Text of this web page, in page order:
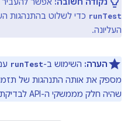
runTest כדי לשלוט בהתנהגות
העליונה.
הערה: השימוש ב-runTest
מספק את אותה התנהגות של
שהיה חלק מממשקי ה-API לבדיקת Coroutine לפני גרסה 1.6.